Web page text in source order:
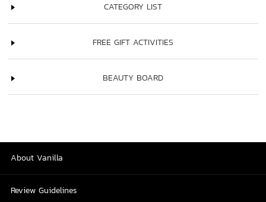
CATEGORY LIST
FREE GIFT ACTIVITIES
BEAUTY BOARD
About Vanilla
Review Guidelines